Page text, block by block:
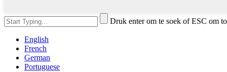
Druk enter om te soek of ESC om
English
French
German
Portuguese